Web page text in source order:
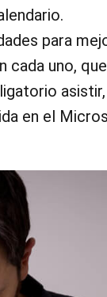
para
cada uno,
en el